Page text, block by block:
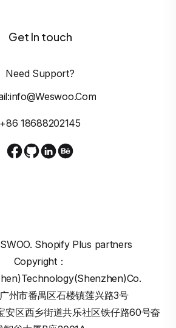
Get In touch
Need Support?
+86 18688202145
Shopify Plus partners
Copyright：
州市番禺区石楼镇莲兴路3号
安区西乡街道共乐社区铁仔路60号奋